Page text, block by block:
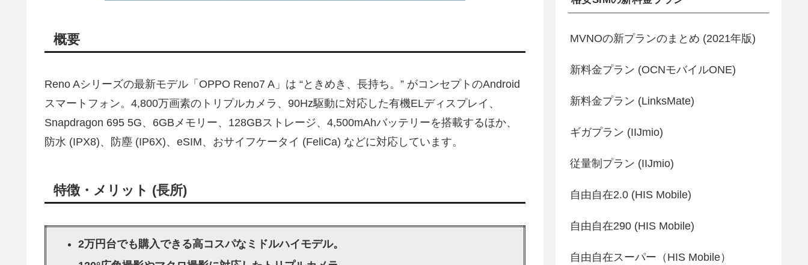
概要
Reno Aシリーズの最新モデル「OPPO Reno7 A」は “ときめき、長持ち。” がコンセプトのAndroid
スマートフォン。4,800万画素のトリプルカメラ、90Hz駆動に対応した有機ELディスプレイ、
Snapdragon 695 5G、6GBメモリー、128GBストレージ、4,500mAhバッテリーを搭載するほか、
防水 (IPX8)、防塵 (IP6X)、eSIM、おサイフケータイ (FeliCa) などに対応しています。
特徴・メリット (長所)
2万円台でも購入できる高コスパなミドルハイモデル。
MVNOの新プランのまとめ (2021年版)
新料金プラン (OCNモバイルONE)
新料金プラン (LinksMate)
ギガプラン (IIJmio)
従量制プラン (IIJmio)
自由自在2.0 (HIS Mobile)
自由自在290 (HIS Mobile)
自由自在スーパー（HIS Mobile）